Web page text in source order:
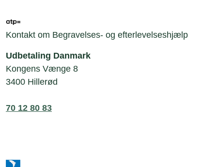
Kontakt om Begravelses- og efterlevelseshjælp
Udbetaling Danmark
Kongens Vænge 8
3400 Hillerød
70 12 80 83